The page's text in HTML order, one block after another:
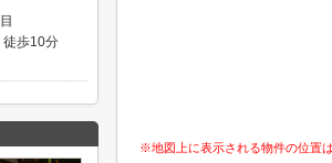
※地図上に表示される物件の位置
徒歩10分